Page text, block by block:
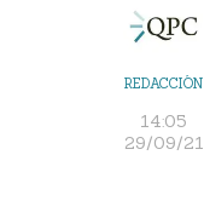
REDACCIÓN
14:05
29/09/21